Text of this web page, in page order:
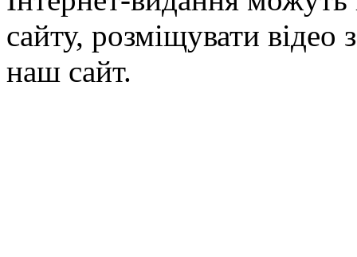
сайту, розміщувати відео
наш сайт.